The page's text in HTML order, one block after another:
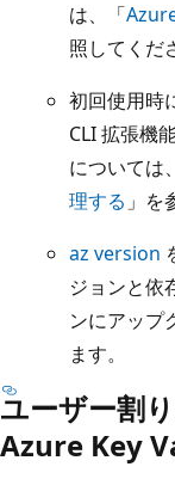
は、「
照してくだ
初回使用時
CLI 拡張機
については
理する 」を
az version
ジョンと依
ンにアップ
ます。
ユーザー割
Azure Key